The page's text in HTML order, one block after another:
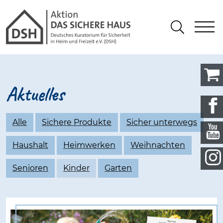
Gathmann Michaelis und
Suchen
Aktuelles
Alle Sichere Produkte Sicher unterwegs
Haushalt Heimwerken Weihnachten
Senioren Kinder Garten